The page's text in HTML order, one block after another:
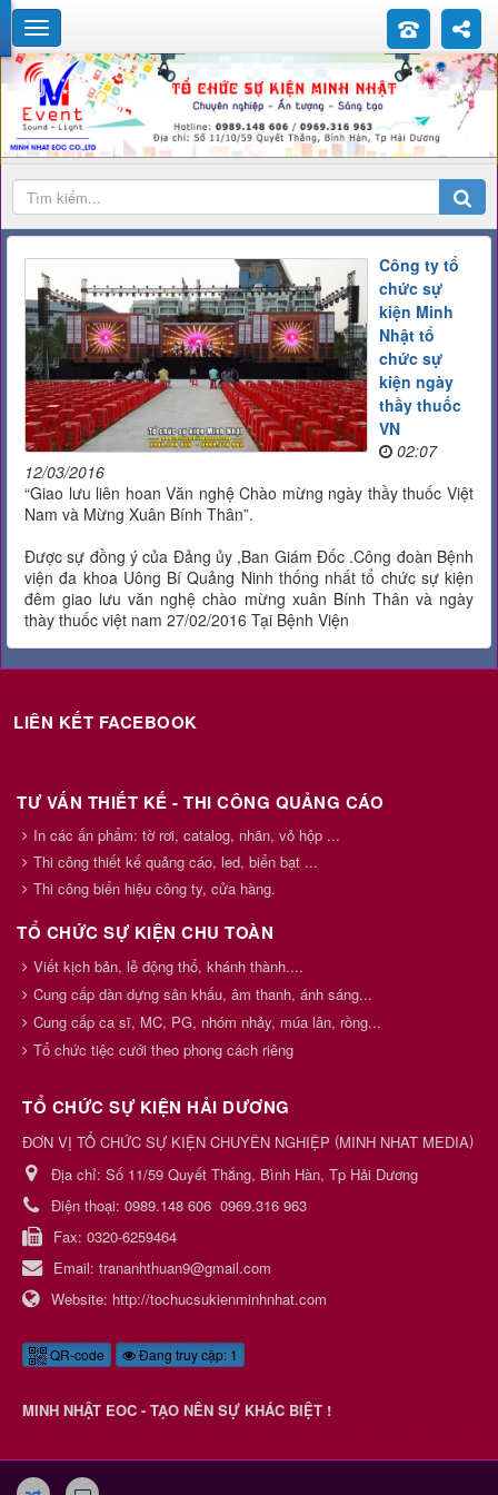
Công ty tổ
chức sự
kiện Minh
Nhật tổ
chức sự
kiện ngày
thầy thuốc
VN
02:07
12/03/2016
“Giao lưu liên hoan Văn nghệ Chào mừng ngày thầy thuốc Việt
Nam và Mừng Xuân Bính Thân”.
Được sự đồng ý của Đảng ủy ,Ban Giám Đốc .Công đoàn Bệnh
viện đa khoa Uông Bí Quảng Ninh thống nhất tổ chức sự kiện
đêm giao lưu văn nghệ chào mừng xuân Bính Thân và ngày
thày thuốc việt nam 27/02/2016 Tại Bệnh Viện
LIÊN KẾT FACEBOOK
TƯ VẤN THIẾT KẾ - THI CÔNG QUẢNG CÁO
In các ấn phẩm: tờ rơi, catalog, nhãn, vỏ hộp ...
Thi công thiết kế quảng cáo, led, biển bạt ...
Thi công biển hiệu công ty, cửa hàng.
TỔ CHỨC SỰ KIỆN CHU TOÀN
Viết kịch bản, lễ động thổ, khánh thành....
Cung cấp dàn dựng sân khấu, âm thanh, ánh sáng...
Cung cấp ca sĩ, MC, PG, nhóm nhảy, múa lân, rồng...
Tổ chức tiệc cưới theo phong cách riêng
TỔ CHỨC SỰ KIỆN HẢI DƯƠNG
ĐƠN VỊ TỔ CHỨC SỰ KIỆN CHUYÊN NGHIỆP (MINH NHAT MEDIA)
Địa chỉ: Số 11/59 Quyết Thắng, Bình Hàn, Tp Hải Dương
Điện thoại: 0989.148 606 0969.316 963
Fax: 0320-6259464
Email: trananhthuan9@gmail.com
Website: http://tochucsukienminhnhat.com
QR-code Đang truy cập: 1
MINH NHẬT EOC - TẠO NÊN SỰ KHÁC BIỆT !